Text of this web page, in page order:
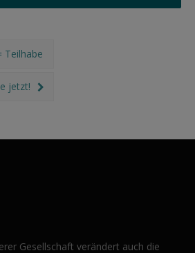
Teilhabe
jetzt!
Gesellschaft verändert auch die